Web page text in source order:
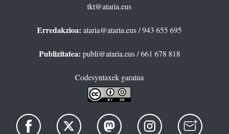
tkt@ataria.eus
Erredakzioa: ataria@ataria.eus/ 943 655 695
Publizitatea: publi@ataria.eus/ 661 678 818
Codesyntaxek garatua